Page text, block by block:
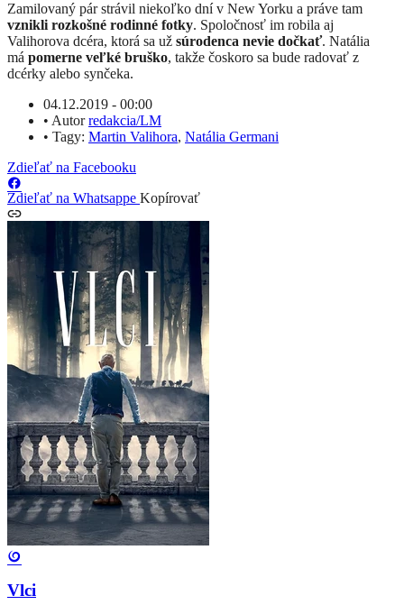
​Zamilovaný pár strávil niekoľko dní v New Yorku a práve tam
vznikli rozkošné rodinné fotky. Spoločnosť im robila aj
Valihorova dcéra, ktorá sa už súrodenca nevie dočkať. Natália
má pomerne veľké bruško, takže čoskoro sa bude radovať z
dcérky alebo synčeka.
04.12.2019 - 00:00
• Autorredakcia/LM
• Tagy: Martin Valihora, Natália Germani
Zdieľať na Facebooku
Zdieľať na Whatsappe Kopírovať
Vlci